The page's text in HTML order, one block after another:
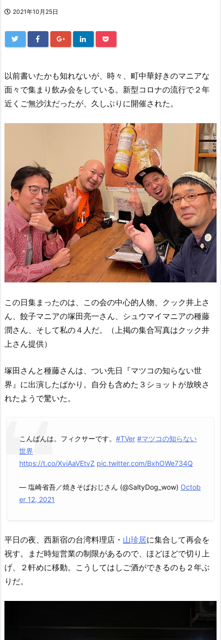
2021年10月25日
以前書いたかも知れないが、時々、町中華好きのマニアな
面々で集まり飲み会をしている。新型コロナの流行で２年
近くご無沙汰だったが、久しぶりに開催された。
この日集まったのは、この会の中心的人物、クック井上さ
ん、餃子マニアの塚田亮一さん、シュウマイマニアの種藤
潤さん、そして私の４人だ。（上掲の集合写真はクック井
上さん提供）
塚田さんと種藤さんは、つい先日『マツコの知らない世
界』に出演したばかり。自分も含めた３ショットが放映さ
れたようで驚いた。
こんばんは。フィクサーです。 #TVer #マツコの知らない
世界
https://t.co/XviAaVEtvZ pic.twitter.com/BxhOWe734Q
— 塩崎省吾／焼きそばおじさん (@SaltyDog_wow) Octob
er 12, 2021
平日の夜、西新宿の台湾料理店・ 山珍居に集合して再会を
祝す。まだ時短営業の制限があるので、ほどほどで切り上
げ、２軒めに移動。こうしてはしご酒ができるのも２年ぶ
りだ。